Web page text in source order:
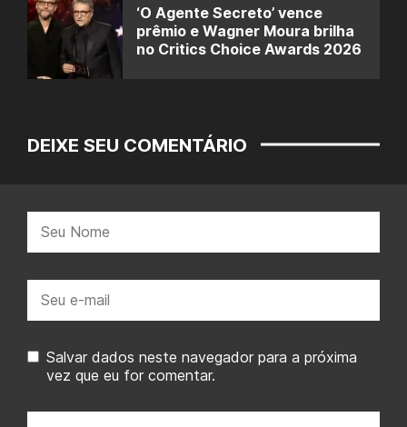
‘O Agente Secreto’ vence
prêmio e Wagner Moura brilha
no Critics Choice Awards 2026
DEIXE SEU COMENTÁRIO
mail:
Salvar dados neste navegador para a próxima
vez que eu for comentar.